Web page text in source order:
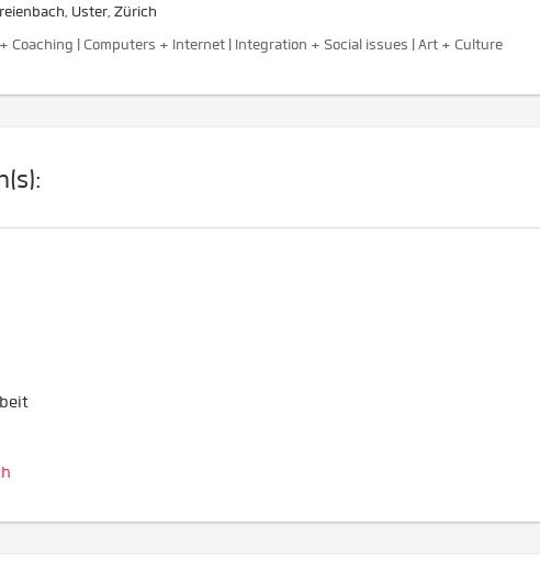
Uster, Zürich
Coaching | Computers + Internet | Integration + Social issues | Art + Culture